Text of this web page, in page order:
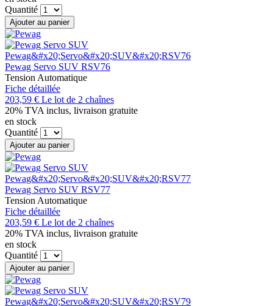
Quantité
Ajouter au panier
Pewag Servo SUV RSV76
Tension Automatique
Fiche détaillée
203,59 € Le lot de 2 chaînes
20% TVA inclus, livraison gratuite
en stock
Quantité
Ajouter au panier
Pewag Servo SUV RSV77
Tension Automatique
Fiche détaillée
203,59 € Le lot de 2 chaînes
20% TVA inclus, livraison gratuite
en stock
Quantité
Ajouter au panier